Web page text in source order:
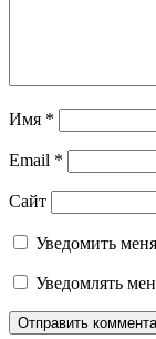
Имя *
Email *
Сайт
Уведомить
Уведомлять